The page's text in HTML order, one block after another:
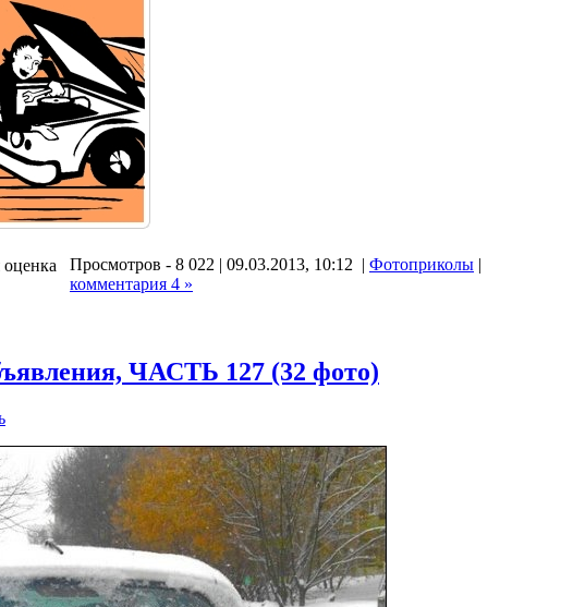
оценка
Просмотров - 8 022 | 09.03.2013, 10:12 | Фотоприколы |
комментария 4 »
ЧАСТЬ 127 (32 фото)